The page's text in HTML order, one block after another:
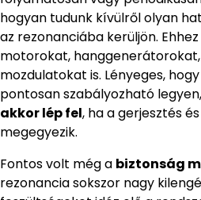
hogyan tudunk kívülről olyan
az rezonanciába kerüljön.
motorokat,
mozdulatokat is. Lényeges,
pontosan szabályozható
akkor lép fel, ha a gerjesztés
megegyezik.
Fontos volt még a biztonság
rezonancia sokszor nagy